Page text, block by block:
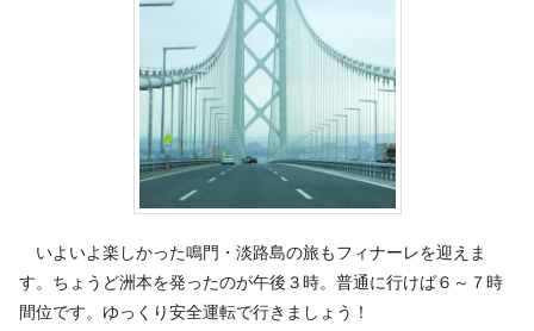
いよいよ楽しかった鳴門・淡路島の旅もフィナーレを迎えま
す。ちょうど洲本を発ったのが午後３時。普通に行けば６～７時
間位です。ゆっくり安全運転で行きましょう！